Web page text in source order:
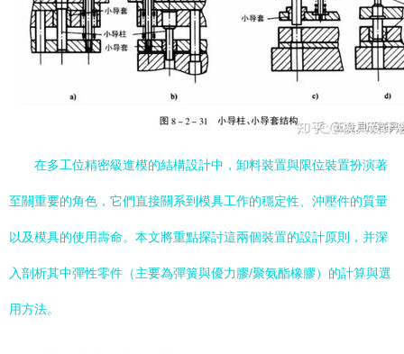
在多工位精密級進模的結構設計中，卸料裝置與限位裝置扮演著
至關重要的角色，它們直接關系到模具工作的穩定性、沖壓件的質量
以及模具的使用壽命。本文將重點探討這兩個裝置的設計原則，并深
入剖析其中彈性零件（主要為彈簧與優力膠/聚氨酯橡膠）的計算與選
用方法。